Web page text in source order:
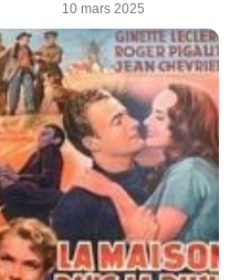
10 mars 2025